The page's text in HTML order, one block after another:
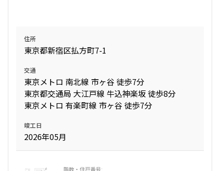
住所
東京都新宿区払方町7-1
交通
東京メトロ 南北線 市ヶ谷 徒歩7分
東京都交通局 大江戸線 牛込神楽坂 徒歩8分
東京メトロ 有楽町線 市ヶ谷 徒歩7分
竣工日
2026年05月